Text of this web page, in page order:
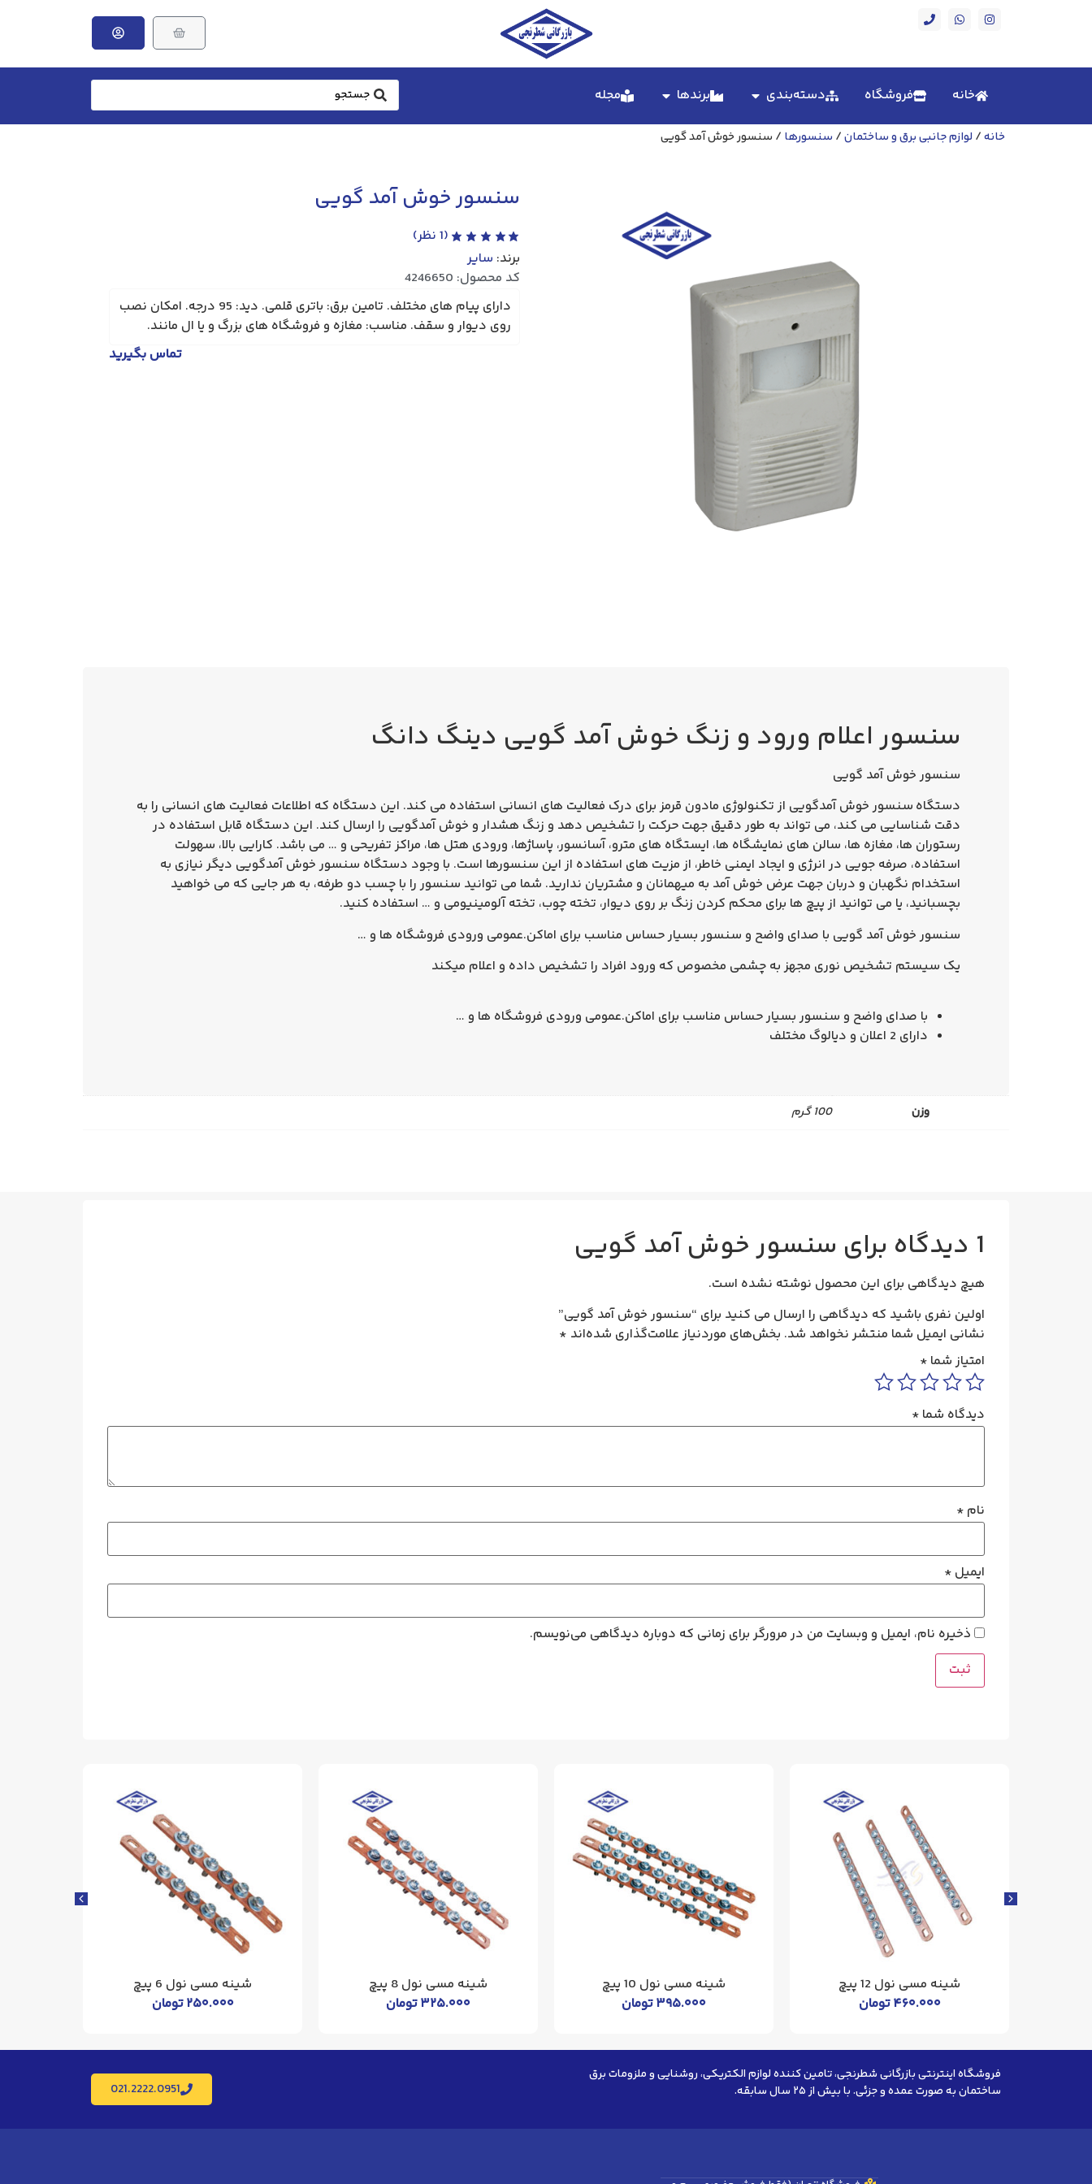
خانه فروشگاه دسته‌بندی برندها مجله
خانه/ لوازم جانبی برق و ساختمان/ سنسورها / سنسور خوش آمد گویی
سنسور خوش آمد گویی
(
1 نظر)
برند: سایر
کد محصول: 4246650
دارای پیام های مختلف. تامین برق: باتری قلمی. دید: 95 درجه. امکان نصب
روی دیوار و سقف. مناسب: مغازه و فروشگاه های بزرگ و یا ال مانند.
تماس بگیرید
سنسور اعلام ورود و زنگ خوش آمد گویی دینگ دانگ
سنسور خوش آمد گویی
دستگاه سنسور خوش آمدگویی از تکنولوژی مادون قرمز برای درک فعالیت های انسانی استفاده می کند. این دستگاه که اطلاعات فعالیت های انسانی را به
دقت شناسایی می کند، می تواند به طور دقیق جهت حرکت را تشخیص دهد و زنگ هشدار و خوش آمدگویی را ارسال کند. این دستگاه قابل استفاده در
رستوران ها، مغازه ها، سالن های نمایشگاه ها، ایستگاه های مترو، آسانسور، پاساژها، ورودی هتل ها، مراکز تفریحی و … می باشد. کارایی بالا، سهولت
استفاده، صرفه جویی در انرژی و ایجاد ایمنی خاطر، از مزیت های استفاده از این سنسورها است. با وجود دستگاه سنسور خوش آمدگویی دیگر نیازی به
استخدام نگهبان و دربان جهت عرض خوش آمد به میهمانان و مشتریان ندارید. شما می توانید سنسور را با چسب دو طرفه، به هر جایی که می خواهید
بچسبانید، یا می توانید از پیچ ها برای محکم کردن زنگ بر روی دیوار، تخته چوب، تخته آلومینیومی و … استفاده کنید.
سنسور خوش آمد گویی با صدای واضح و سنسور بسیار حساس مناسب برای اماکن.عمومی ورودی فروشگاه ها و …
یک سیستم تشخیص نوری مجهز به چشمی مخصوص که ورود افراد را تشخیص داده و اعلام میکند
با صدای واضح و سنسور بسیار حساس مناسب برای اماکن.عمومی ورودی فروشگاه ها و …
دارای 2 اعلان و دیالوگ مختلف
وزن 100 گرم
1 دیدگاه برای سنسور خوش آمد گویی
هیچ دیدگاهی برای این محصول نوشته نشده است.
اولین نفری باشید که دیدگاهی را ارسال می کنید برای “سنسور خوش آمد گویی”
نشانی ایمیل شما منتشر نخواهد شد. بخش‌های موردنیاز علامت‌گذاری شده‌اند *
امتیاز شما *
دیدگاه شما *
نام *
ایمیل *
ذخیره نام، ایمیل و وبسایت من در مرورگر برای زمانی که دوباره دیدگاهی می‌نویسم.
شینه مسی نول 12 پیچ
۴۶۰.۰۰۰تومان
شینه مسی نول 10 پیچ
۳۹۵.۰۰۰تومان
شینه مسی نول 8 پیچ
۳۲۵.۰۰۰تومان
شینه مسی نول 6 پیچ
۲۵۰.۰۰۰تومان
فروشگاه اینترنتی بازرگانی شطرنجی، تامین کننده لوازم الکتریکی، روشنایی و ملزومات برق
ساختمان به صورت عمده و جزئی. با بیش از ۲۵ سال سابقه.
021.2222.0951